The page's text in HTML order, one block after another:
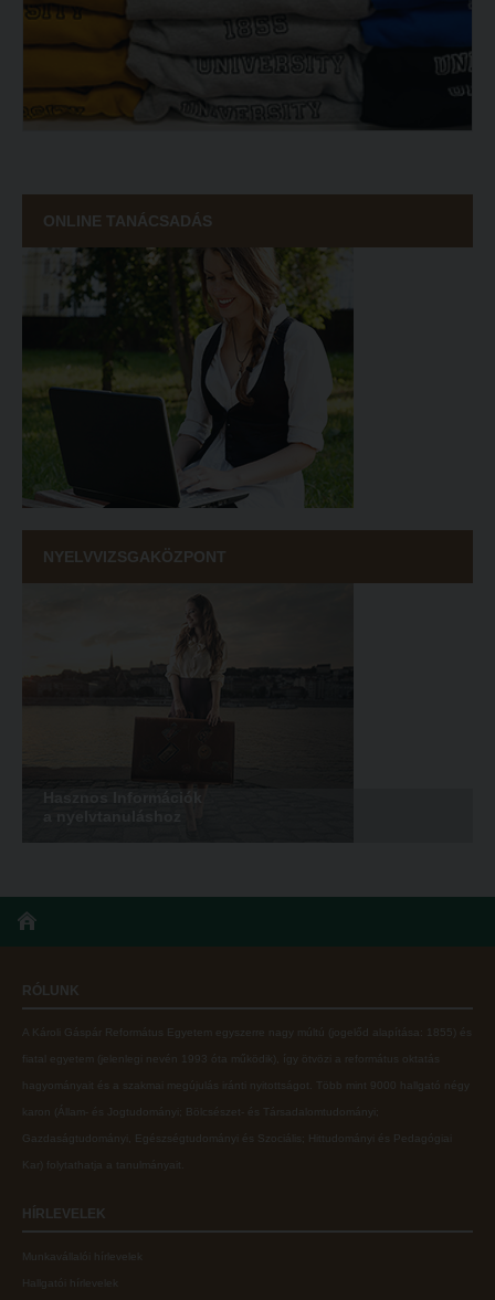
ONLINE TANÁCSADÁS
NYELVVIZSGAKÖZPONT
RÓLUNK
A Károli Gáspár Református Egyetem egyszerre nagy múltú (jogelőd alapítása: 1855) és
fiatal egyetem (jelenlegi nevén 1993 óta működik), így ötvözi a református oktatás
hagyományait és a szakmai megújulás iránti nyitottságot. Több mint 9000 hallgató négy
karon ( Állam- és Jogtudományi; Bölcsészet- és Társadalomtudományi;
Gazdaságtudományi, Egészségtudományi és Szociális; Hittudományi és Pedagógiai
Kar ) folytathatja a tanulmányait.
HÍRLEVELEK
Munkavállalói hírlevelek
Hallgatói hírlevelek